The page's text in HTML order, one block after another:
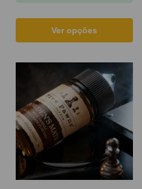
Ver opções